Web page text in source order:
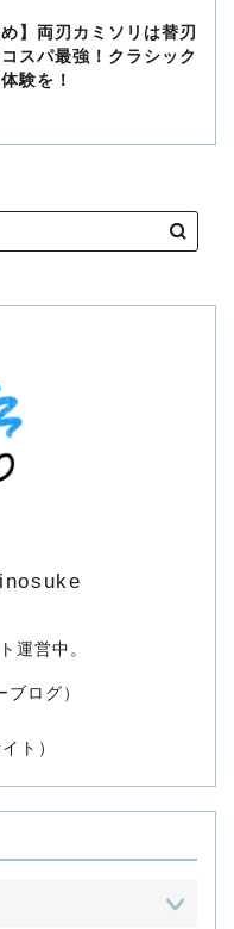
め】両刃カミソリは替刃
スパ最強！クラシック
験を！
運営中。
ログ）
ト）
OUTDOOR